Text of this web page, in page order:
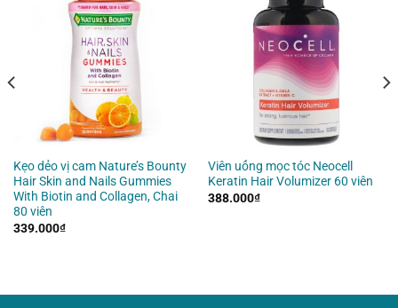
Kẹo dẻo vị cam Nature’s Bounty
Hair Skin and Nails Gummies
With Biotin and Collagen, Chai
80 viên
339.000₫
Viên uống mọc tóc Neocell
Keratin Hair Volumizer 60 viên
388.000₫